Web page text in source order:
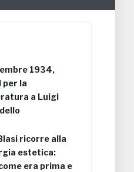
1934,
per la
a Luigi
ricorre alla
estetica:
era prima e